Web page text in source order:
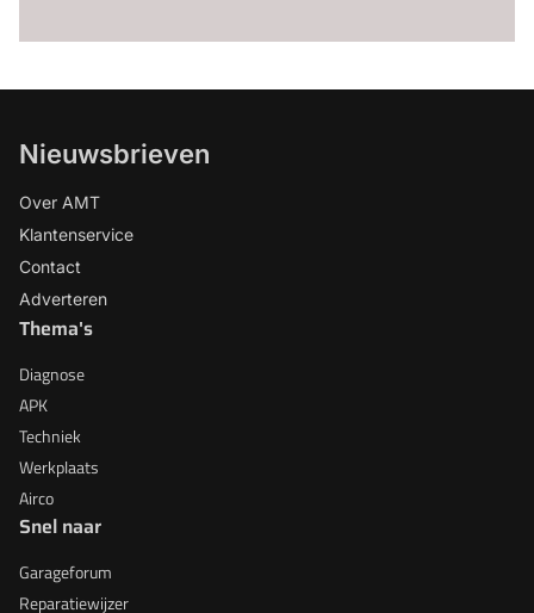
Nieuwsbrieven
Over AMT
Klantenservice
Contact
Adverteren
Thema's
Diagnose
APK
Techniek
Werkplaats
Airco
Snel naar
Garageforum
Reparatiewijzer